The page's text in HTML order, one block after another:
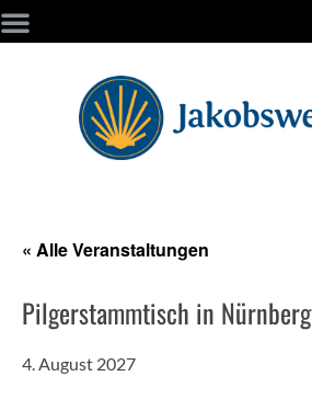
« Alle Veranstaltungen
Pilgerstammtisch in Nürnberg
4. August 2027